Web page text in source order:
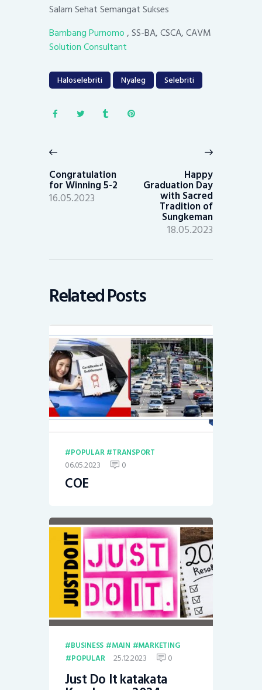
Salam Sehat Semangat Sukses
Bambang Purnomo, SS-BA, CSCA, CAVM
Solution Consultant
Haloselebriti Nyaleg Selebriti
navigation
post:
Congratulation
for Winning 5-2
16.05.2023
Happy
Graduation Day
with Sacred
Tradition of
Sungkeman
18.05.2023
Related Posts
POPULAR TRANSPORT
06.05.2023 0
COE
BUSINESS MAIN
MARKETING
POPULAR
25.12.2023 0
Just Do It katakata